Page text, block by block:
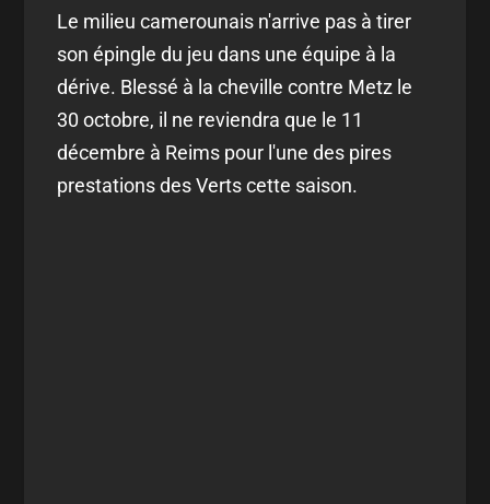
Le milieu camerounais n'arrive pas à tirer
son épingle du jeu dans une équipe à la
dérive. Blessé à la cheville contre Metz le
30 octobre, il ne reviendra que le 11
décembre à Reims pour l'une des pires
prestations des Verts cette saison.